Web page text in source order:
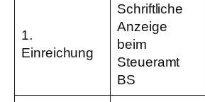
1.
Einreichung
Schriftliche
Anzeige
beim
Steueramt
BS